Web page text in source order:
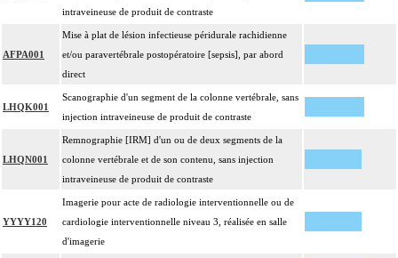
intraveineuse de produit de contraste
AFPA001
Mise à plat de lésion infectieuse péridurale rachidienne
et/ou paravertébrale postopératoire [sepsis], par abord
direct
LHQK001
Scanographie d'un segment de la colonne vertébrale, sans
injection intraveineuse de produit de contraste
LHQN001
Remnographie [IRM] d'un ou de deux segments de la
colonne vertébrale et de son contenu, sans injection
intraveineuse de produit de contraste
YYYY120
Imagerie pour acte de radiologie interventionnelle ou de
cardiologie interventionnelle niveau 3, réalisée en salle
d'imagerie